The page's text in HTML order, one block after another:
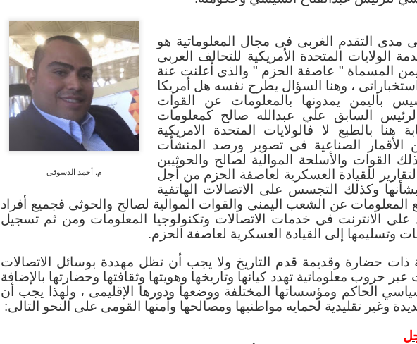
م. أحمد الدسوقى
مدى التقدم الغربى فى مجال المعلوماتية هو
الولايات المتحدة الأمريكية للتحالف العربى
المسماة " عاصفة الحزم " والذى أعلنت عنة
، وهنا السؤال يطرح نفسه هل أمريكا
باليمن يمدونها بالمعلومات عن القوات
والرئيس السابق علي عبدالله صالح كمعلومات
هنا بالطبع لا فالولايات المتحدة الامريكية
الأقمار الصناعية فى تصوير ورصد المنشأت
القوات والأسلحة الموالية لصالح والحوثيين
للقيادة العسكرية لعاصفة الحزم من أجل
وكذلك التجسس على الاتصالات الهاتفية
المعلومات عن الشعب اليمنى والقوات الموالية لصالح والحوثى فجميع أفراد
على الانترنت فى خدمات الاتصالات وتكنولوجيا المعلومات ومن ثم تسجيل
وتسليمها إلى القيادة العسكرية لعاصفة الحزم.
حضارة وقديمة قدم التاريخ ولا يجب أن تظل مهددة بوسائل الاتصالات
عبر حروب معلوماتية تهدد كيانها وتاريخها وهويتها وثقافتها وحضارتها بالإضافة
الحاكم ومؤسساتها المختلفة ووضعها ودورها الإقليمى ، ولهذا يجب أن
وغير تقليدية لحمايه مواطنيها ومصالحها وأمنها القومى على النحو التالى:
الطبية، الأمن السيبراني، علوم البيانات، الوسائط المتعددة،
الحاسب الآلي؛ هذا بخلاف الأقسام القديمة بالكلية وهي علوم
نظم المعلومات، تكنولوجيا المعلومات، نظم الحاسبات،
العمليات ودعم القرار، ؛ ليصبح اجمالي أقسام وبرامج الكلية هي
العلم أن كافة هذه الأقسام والبرامج لها نظير في الجامعات الإقليمية
بلا شك سيؤثر
من حيث توفير
في مجالات
والمتقدمة مثل
وعلوم البيانات
كما أن هذا الانتشار
على تهميش
بكليات الهندسة
الآلي وهندسة
المشابهة
حيث أن هذه
فقط على دراسة
وليس دراسة
كلية الحاسبات